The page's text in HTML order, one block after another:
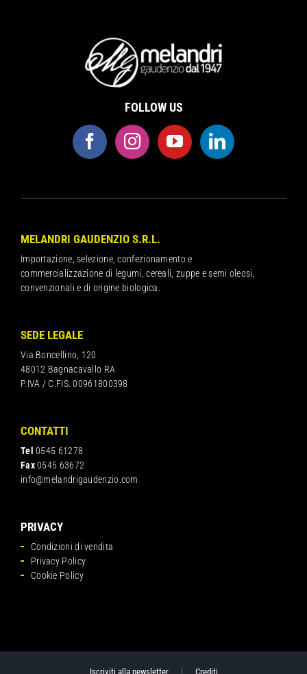
FOLLOW US
MELANDRI GAUDENZIO S.R.L.
Importazione, selezione, confezionamento e
commercializzazione di legumi, cereali, zuppe e semi oleosi,
convenzionali e di origine biologica.
SEDE LEGALE
Via Boncellino, 120
48012 Bagnacavallo RA
P.IVA / C.FIS. 00961800398
CONTATTI
Tel 0545 61278
Fax0545 63672
info@melandrigaudenzio.com
PRIVACY
Condizioni di vendita
Privacy Policy
Cookie Policy
Iscriviti alla newsletter| Crediti